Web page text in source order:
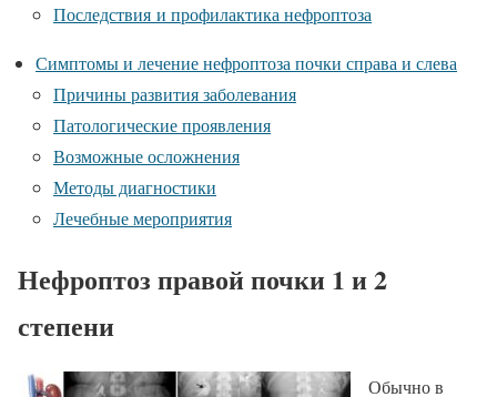
Последствия и профилактика нефроптоза
Симптомы и лечение нефроптоза почки справа и слева
Причины развития заболевания
Патологические проявления
Возможные осложнения
Методы диагностики
Лечебные мероприятия
Нефроптоз правой почки 1 и 2
степени
Обычно в